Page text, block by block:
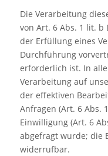
Die Verarbeitung
von Art. 6 Abs. 1 lit. b
der Erfüllung eines
Durchführung
erforderlich ist. In
Verarbeitung auf
der effektiven
Anfragen (Art. 6 Abs.
Einwilligung (Art. 6
abgefragt wurde; die
widerrufbar.